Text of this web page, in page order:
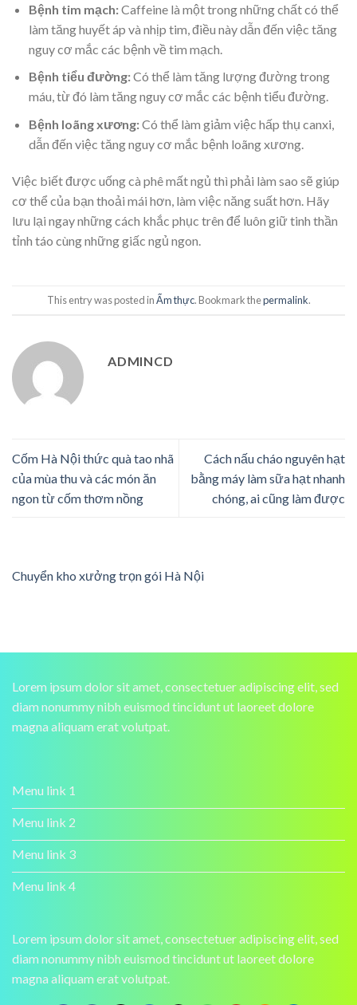
Bệnh tim mạch:Caffeine là một trong những chất có thể
làm tăng huyết áp và nhịp tim, điều này dẫn đến việc tăng
nguy cơ mắc các bệnh về tim mạch.
Bệnh tiểu đường:Có thể làm tăng lượng đường trong
máu, từ đó làm tăng nguy cơ mắc các bệnh tiểu đường.
Bệnh loãng xương:Có thể làm giảm việc hấp thụ canxi,
dẫn đến việc tăng nguy cơ mắc bệnh loãng xương.
Việc biết được uống cà phê mất ngủ thì phải làm sao sẽ giúp
cơ thể của bạn thoải mái hơn, làm việc năng suất hơn. Hãy
lưu lại ngay những cách khắc phục trên để luôn giữ tinh thần
tỉnh táo cùng những giấc ngủ ngon.
This entry was posted inẨm thực. Bookmark thepermalink.
ADMINCD
Cốm Hà Nội thức quà tao nhã
của mùa thu và các món ăn
ngon từ cốm thơm nồng
Cách nấu cháo nguyên hạt
bằng máy làm sữa hạt nhanh
chóng, ai cũng làm được
Chuyển kho xưởng trọn gói Hà Nội
Lorem ipsum dolor sit amet, consectetuer adipiscing elit, sed
diam nonummy nibh euismod tincidunt ut laoreet dolore
magna aliquam erat volutpat.
Menu link 1
Menu link 2
Menu link 3
Menu link 4
Lorem ipsum dolor sit amet, consectetuer adipiscing elit, sed
diam nonummy nibh euismod tincidunt ut laoreet dolore
magna aliquam erat volutpat.